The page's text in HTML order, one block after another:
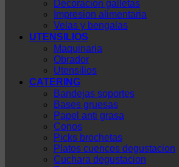
Decoracion galletas
Impresion alimentaria
Velas y bengalas
UTENSILIOS
Maquinaria
Obrador
Utensilios
CATERING
Bandejas soportes
Bases gruesas
Papel anti grasa
Conos
Picks brochetas
Platos cuencos degustacion
Cuchara degustacion